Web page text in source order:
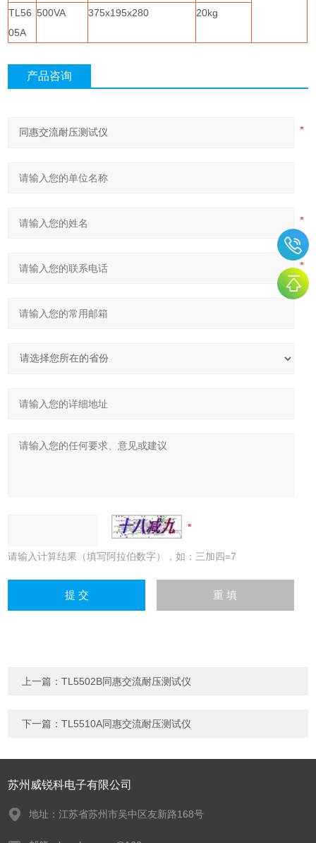
TL56
05A
500VA 375x195x280 20kg
产品咨询
请输入计算结果（填写阿拉伯数字），如：三加四=7
上一篇：TL5502B同惠交流耐压测试仪
下一篇：TL5510A同惠交流耐压测试仪
苏州威锐科电子有限公司
地址：江苏省苏州市吴中区友新路168号